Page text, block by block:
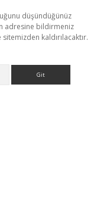
düşündüğünüz
adresine bildirmeniz
kaldırılacaktır.